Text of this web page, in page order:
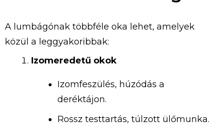
A lumbágónak többféle oka lehet, amelyek
közül a leggyakoribbak:
Izomeredetű okok
Izomfeszülés, húzódás a
deréktájon.
Rossz testtartás, túlzott ülőmunka.